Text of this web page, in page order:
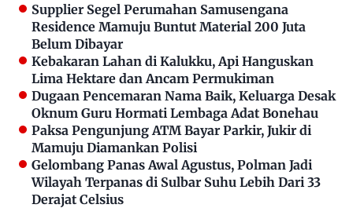
Supplier Segel Perumahan Samusengana
Residence Mamuju Buntut Material 200 Juta
Belum Dibayar
Kebakaran Lahan di Kalukku, Api Hanguskan
Lima Hektare dan Ancam Permukiman
Dugaan Pencemaran Nama Baik, Keluarga Desak
Oknum Guru Hormati Lembaga Adat Bonehau
Paksa Pengunjung ATM Bayar Parkir, Jukir di
Mamuju Diamankan Polisi
Gelombang Panas Awal Agustus, Polman Jadi
Wilayah Terpanas di Sulbar Suhu Lebih Dari 33
Derajat Celsius